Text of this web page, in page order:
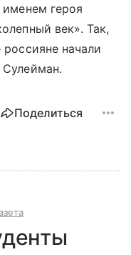
именем героя
век». Так,
начали
Поделиться